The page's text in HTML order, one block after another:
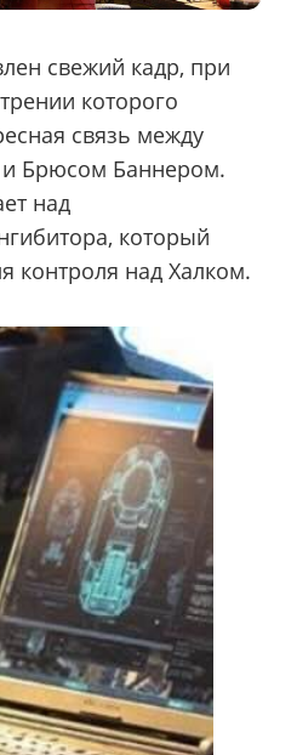
свежий кадр, при
которого
связь между
Брюсом Баннером.
над
который
контроля над Халком.